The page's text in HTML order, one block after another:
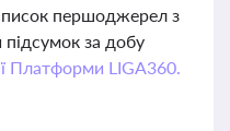
першоджерел з
за добу
Платформи LIGA360.